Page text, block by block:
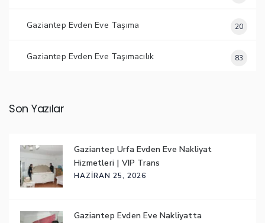
Gaziantep Evden Eve Taşıma 20
Gaziantep Evden Eve Taşımacılık 83
Son Yazılar
Gaziantep Urfa Evden Eve Nakliyat
Hizmetleri | VIP Trans
HAZIRAN 25, 2026
Gaziantep Evden Eve Nakliyatta